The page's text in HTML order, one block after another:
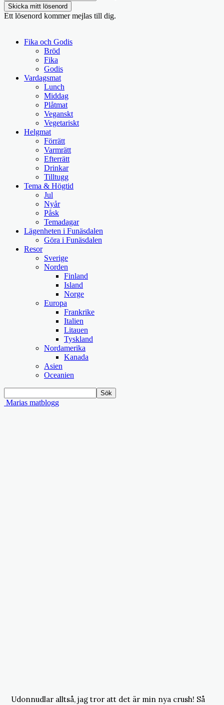
Ett lösenord kommer mejlas till dig.
Fika och Godis
Bröd
Fika
Godis
Vardagsmat
Lunch
Middag
Plåtmat
Veganskt
Vegetariskt
Helgmat
Förrätt
Varmrätt
Efterrätt
Drinkar
Tilltugg
Tema & Högtid
Jul
Nyår
Påsk
Temadagar
Lägenheten i Funäsdalen
Göra i Funäsdalen
Resor
Sverige
Norden
Finland
Island
Norge
Europa
Frankrike
Italien
Litauen
Tyskland
Nordamerika
Kanada
Asien
Oceanien
Marias matblogg
Udonnudlar alltså, jag tror att det är min nya crush! Så